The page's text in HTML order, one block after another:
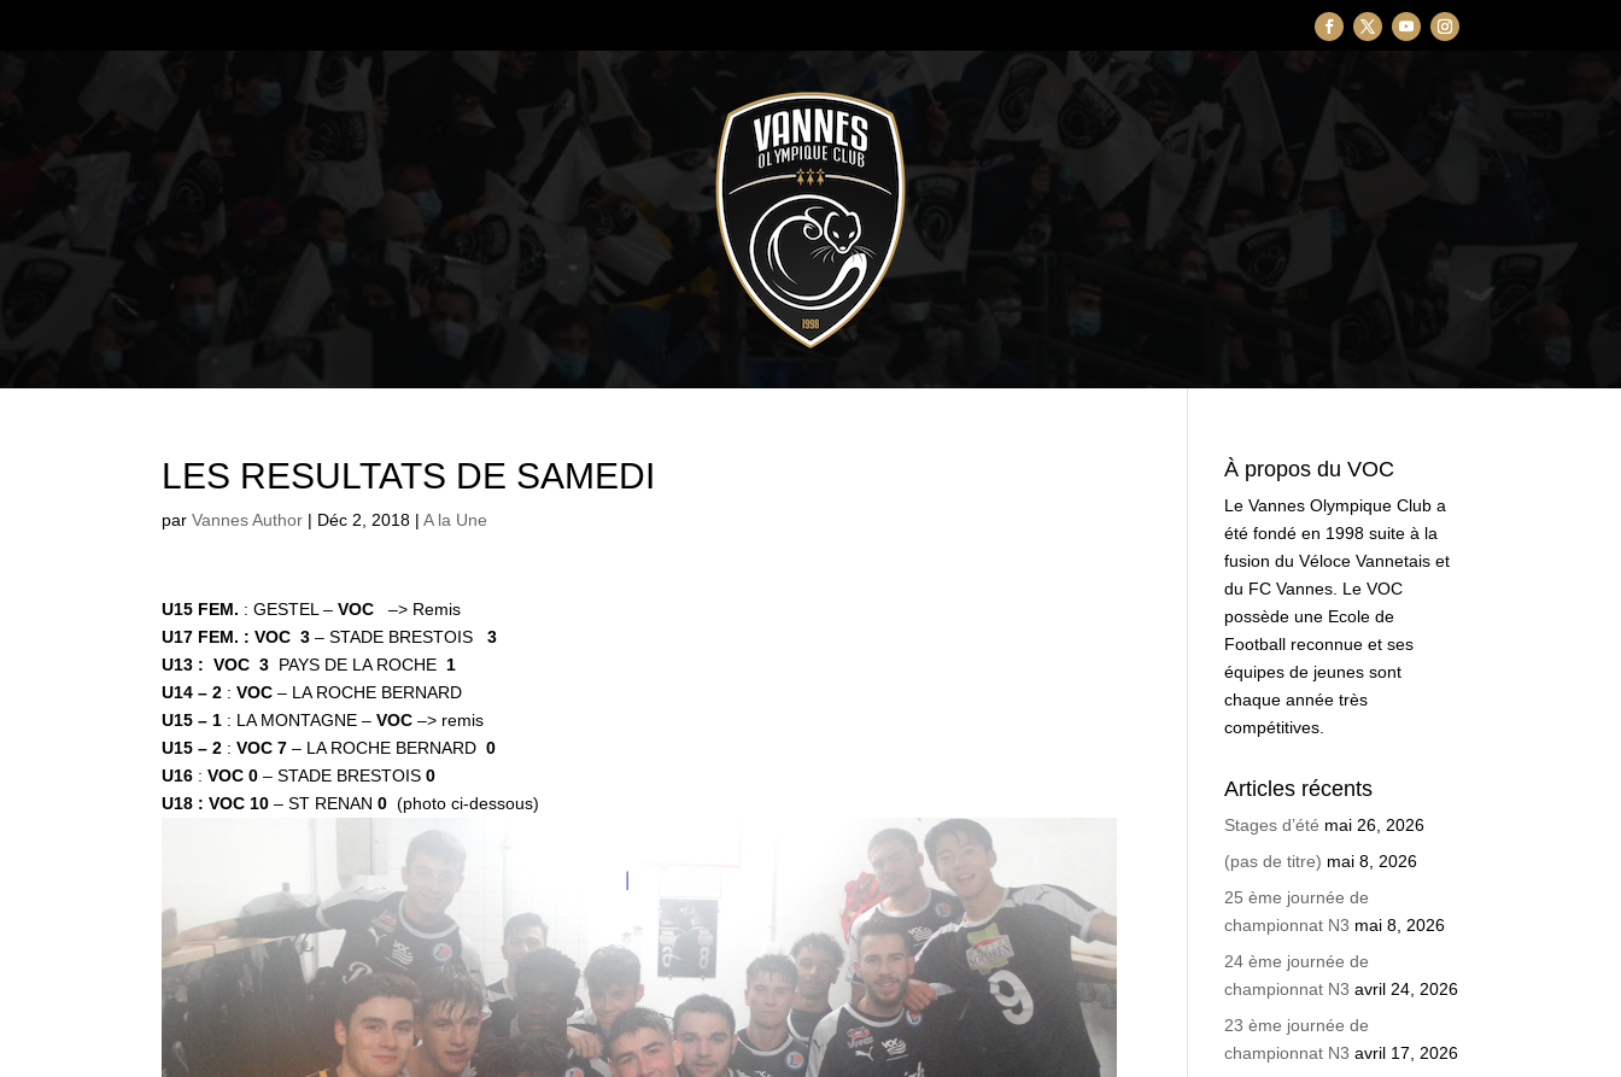
LES RESULTATS DE SAMEDI
parVannes Author | Déc 2, 2018 |A la Une
U15 FEM. : GESTEL –VOC –> Remis
U17 FEM. : VOC 3 – STADE BRESTOIS3
U13 : VOC 3 PAYS DE LA ROCHE1
U14 – 2 :VOC – LA ROCHE BERNARD
U15 – 1 : LA MONTAGNE –VOC –> remis
U15 – 2 :VOC 7 – LA ROCHE BERNARD 0
U16 :VOC 0 – STADE BRESTOIS0
U18 : VOC 10 – ST RENAN0(photo ci-dessous)
À propos du VOC
Le Vannes Olympique Club a
été fondé en 1998 suite à la
fusion du Véloce Vannetais et
du FC Vannes. Le VOC
possède une Ecole de
Football reconnue et ses
équipes de jeunes sont
chaque année très
compétitives.
Articles récents
Stages d’été mai 26, 2026
(pas de titre) mai 8, 2026
25 ème journée de
championnat N3 mai 8, 2026
24 ème journée de
championnat N3 avril 24, 2026
23 ème journée de
championnat N3 avril 17, 2026